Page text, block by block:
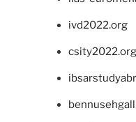
ivd2022.org
csity2022.org